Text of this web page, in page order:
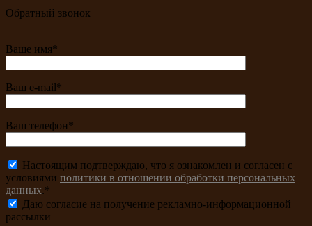
Обратный звонок
Ваше имя*
Ваш e-mail*
Ваш телефон*
Настоящим подтверждаю, что я ознакомлен и согласен с
условиями политики в отношении обработки персональных
данных.*
Даю согласие на получение рекламно-информационной
рассылки